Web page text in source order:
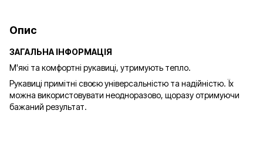
Опис
ЗАГАЛЬНА ІНФОРМАЦІЯ
М'які та комфортні рукавиці, утримують тепло.
Рукавиці примітні своєю універсальністю та надійністю. Їх
можна використовувати неодноразово, щоразу отримуючи
бажаний результат.